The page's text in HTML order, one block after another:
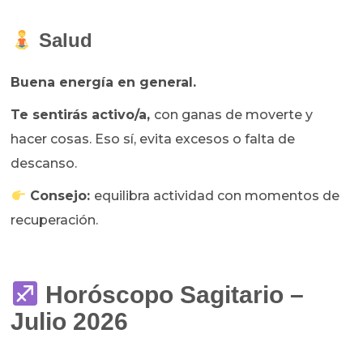
Salud
Buena energía en general.
Te sentirás activo/a, con ganas de moverte y
hacer cosas. Eso sí, evita excesos o falta de
descanso.
Consejo: equilibra actividad con momentos de
recuperación.
Horóscopo Sagitario –
Julio 2026